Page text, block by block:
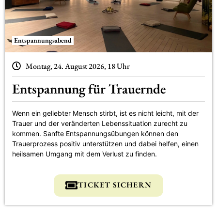
Entspannungsabend
Montag, 24. August 2026, 18 Uhr
Entspannung für Trauernde
Wenn ein geliebter Mensch stirbt, ist es nicht leicht, mit der
Trauer und der veränderten Lebenssituation zurecht zu
kommen. Sanfte Entspannungsübungen können den
Trauerprozess positiv unterstützen und dabei helfen, einen
heilsamen Umgang mit dem Verlust zu finden.
TICKET SICHERN